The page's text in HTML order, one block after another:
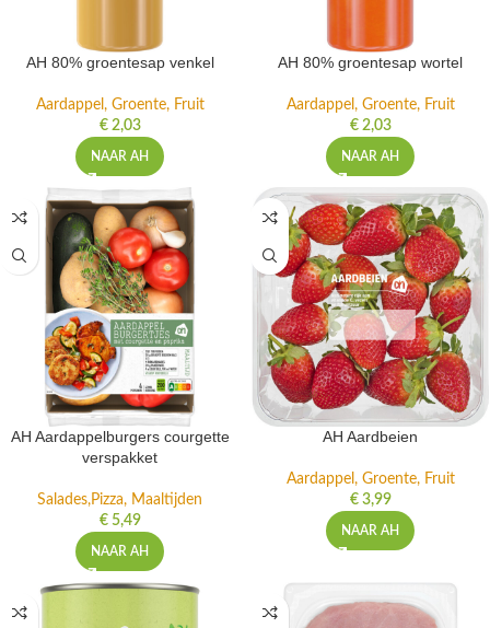
AH 80% groentesap venkel
Aardappel, Groente, Fruit
€2,03
NAAR AH
AH 80% groentesap wortel
Aardappel, Groente, Fruit
€2,03
NAAR AH
AH Aardappelburgers courgette
verspakket
Salades,Pizza, Maaltijden
€5,49
NAAR AH
AH Aardbeien
Aardappel, Groente, Fruit
€3,99
NAAR AH